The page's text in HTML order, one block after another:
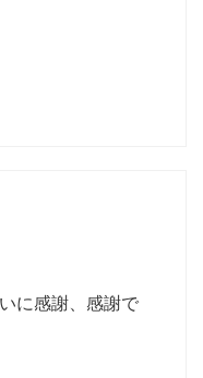
に感謝、感謝で